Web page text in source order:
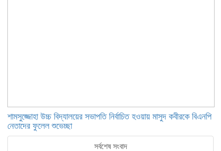
শামসুজ্জোহা উচ্চ বিদ্যালয়ের সভাপতি নির্বাচিত হওয়ায় মাসুদ কবীরকে বিএনপি
নেতাদের ফুলেল শুভেচ্ছা
সর্বশেষ সংবাদ